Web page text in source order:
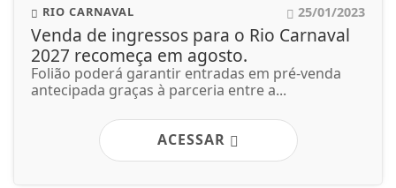
RIO CARNAVAL 25/01/2023
Venda de ingressos para o Rio Carnaval
2027 recomeça em agosto.
Folião poderá garantir entradas em pré-venda
antecipada graças à parceria entre a...
ACESSAR